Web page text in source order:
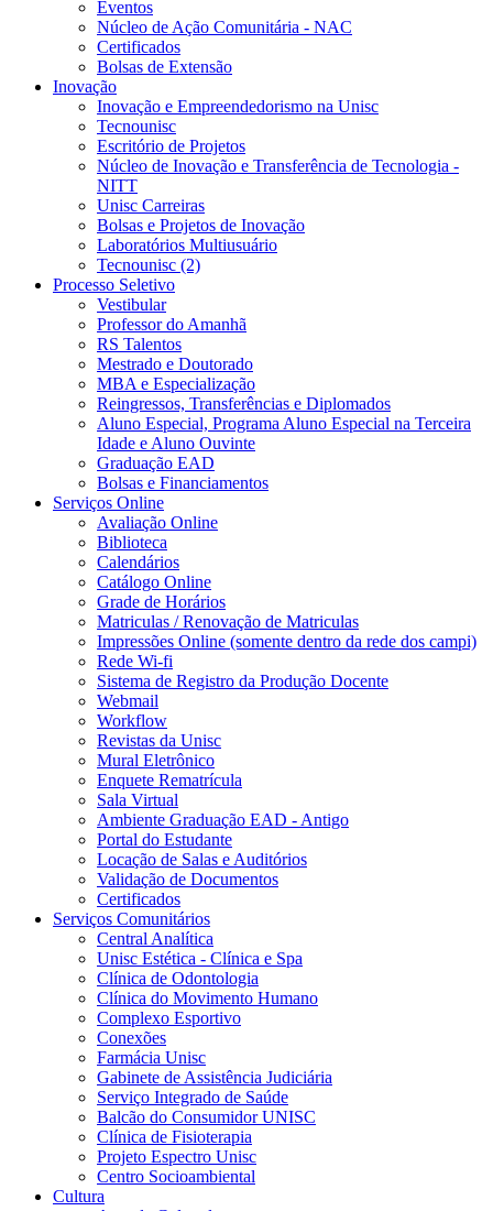
Eventos
Núcleo de Ação Comunitária - NAC
Certificados
Bolsas de Extensão
Inovação
Inovação e Empreendedorismo na Unisc
Tecnounisc
Escritório de Projetos
Núcleo de Inovação e Transferência de Tecnologia -
NITT
Unisc Carreiras
Bolsas e Projetos de Inovação
Laboratórios Multiusuário
Tecnounisc (2)
Processo Seletivo
Vestibular
Professor do Amanhã
RS Talentos
Mestrado e Doutorado
MBA e Especialização
Reingressos, Transferências e Diplomados
Aluno Especial, Programa Aluno Especial na Terceira
Idade e Aluno Ouvinte
Graduação EAD
Bolsas e Financiamentos
Serviços Online
Avaliação Online
Biblioteca
Calendários
Catálogo Online
Grade de Horários
Matriculas / Renovação de Matriculas
Impressões Online (somente dentro da rede dos campi)
Rede Wi-fi
Sistema de Registro da Produção Docente
Webmail
Workflow
Revistas da Unisc
Mural Eletrônico
Enquete Rematrícula
Sala Virtual
Ambiente Graduação EAD - Antigo
Portal do Estudante
Locação de Salas e Auditórios
Validação de Documentos
Certificados
Serviços Comunitários
Central Analítica
Unisc Estética - Clínica e Spa
Clínica de Odontologia
Clínica do Movimento Humano
Complexo Esportivo
Conexões
Farmácia Unisc
Gabinete de Assistência Judiciária
Serviço Integrado de Saúde
Balcão do Consumidor UNISC
Clínica de Fisioterapia
Projeto Espectro Unisc
Centro Socioambiental
Cultura